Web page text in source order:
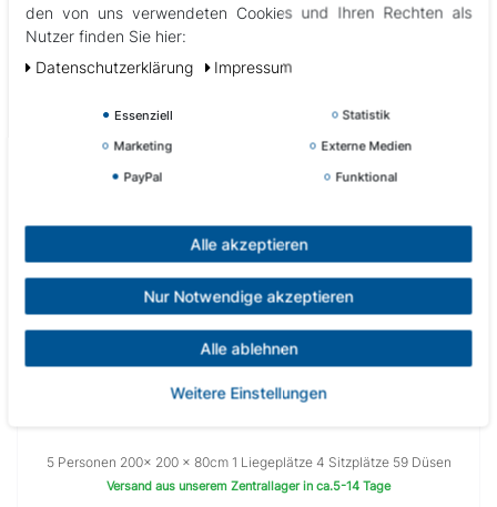
Outdoor Whirlpool "SANTA MONICA L1"
5 Personen 200× 200 x 80cm 1 Liegeplätze 4 Sitzplätze 59 Düsen
Versand aus unserem Zentrallager in ca.5-14 Tage
den von uns verwendeten Cookies und Ihren Rechten als
Nutzer finden Sie hier:
Daten­schutz­erklärung
Impressum
Essenziell
Statistik
Marketing
Externe Medien
PayPal
Funktional
Alle akzeptieren
Nur Notwendige akzeptieren
Alle ablehnen
Weitere Einstellungen